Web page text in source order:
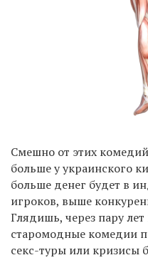
Смешно от этих
больше у украинского
больше денег будет в
игроков, выше
Глядишь, через пару
старомодные комедии
секс-туры или кризисы